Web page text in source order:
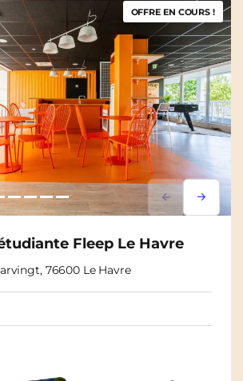
Lorem ipsum
Lorem
OFFRE EN COURS !
Fleep Le Havre
76600 Le Havre